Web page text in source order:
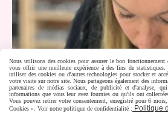
Nous utilisons des cookies pour assurer le bon
vous offrir une meilleure expérience à des fins de statistiques.
utiliser des cookies ou d'autres technologies pour stocker et
votre visite sur notre site. Nous partageons également des
partenaires de médias sociaux, de publicité et d'analyse,
informations que vous leur avez fournies ou qu'ils ont
Vous pouvez retirer votre consentement, enregistré pour 6
Cookies ». Voir notre politique de confidentialité : Politique